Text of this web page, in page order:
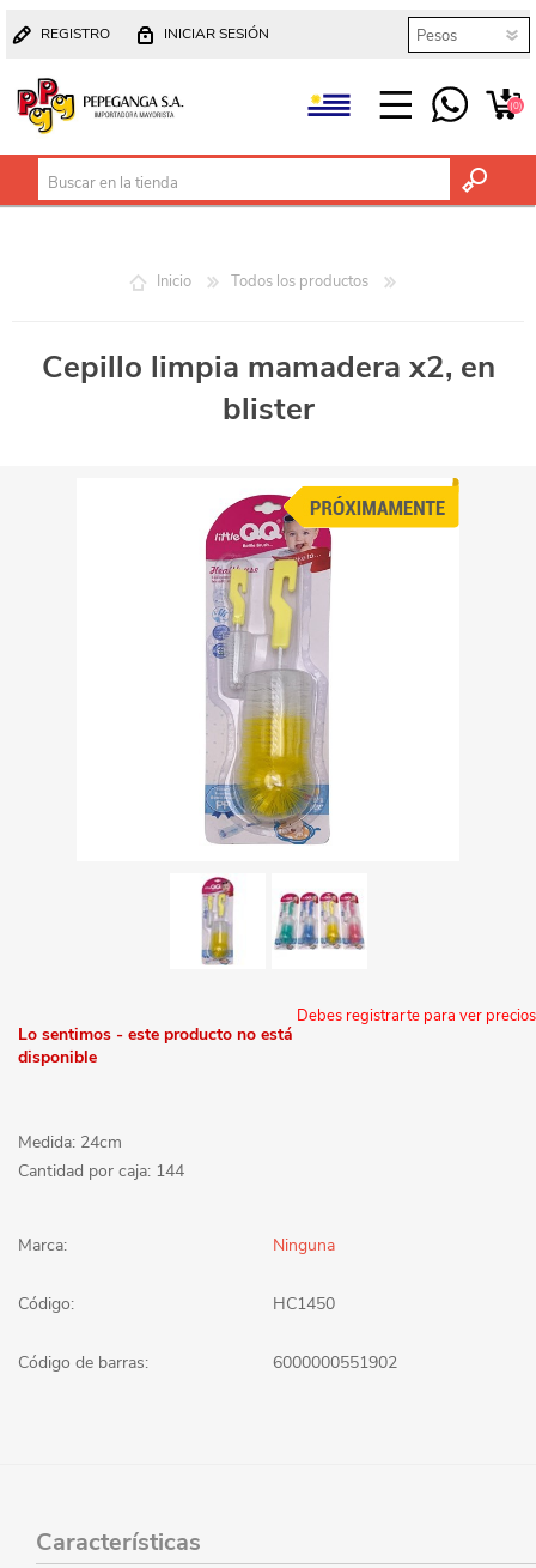
REGISTRO INICIAR SESIÓN
(0)
Inicio Todos los productos
Cepillo limpia mamadera x2, en
blister
Debes registrarte para ver precios
Lo sentimos - este producto no está
disponible
Medida: 24cm
Cantidad por caja: 144
Marca: Ninguna
Código: HC1450
Código de barras: 6000000551902
Características